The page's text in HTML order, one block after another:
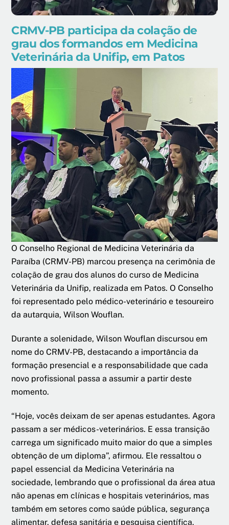
CRMV-PB participa da colação de
grau dos formandos em Medicina
Veterinária da Unifip, em Patos
O Conselho Regional de Medicina Veterinária da
Paraíba (CRMV-PB) marcou presença na cerimônia de
colação de grau dos alunos do curso de Medicina
Veterinária da Unifip, realizada em Patos. O Conselho
foi representado pelo médico-veterinário e tesoureiro
da autarquia, Wilson Wouflan.
Durante a solenidade, Wilson Wouflan discursou em
nome do CRMV-PB, destacando a importância da
formação presencial e a responsabilidade que cada
novo profissional passa a assumir a partir deste
momento.
“Hoje, vocês deixam de ser apenas estudantes. Agora
passam a ser médicos-veterinários. E essa transição
carrega um significado muito maior do que a simples
obtenção de um diploma”, afirmou. Ele ressaltou o
papel essencial da Medicina Veterinária na
sociedade, lembrando que o profissional da área atua
não apenas em clínicas e hospitais veterinários, mas
também em setores como saúde pública, segurança
alimentar, defesa sanitária e pesquisa científica.